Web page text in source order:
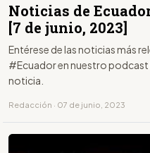
Noticias de
[7 de junio, 2023]
Entérese de las noticias más
#Ecuador en nuestro
noticia.
Redacción · 07 de junio, 2023